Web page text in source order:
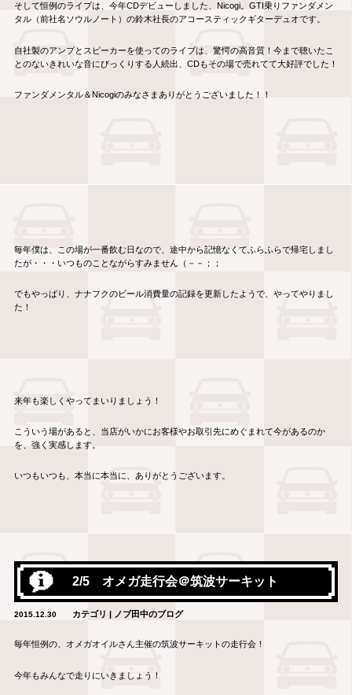
そして恒例のライブは、今年CDデビューしました、Nicogi。GTI乗りファンダメン
タル（前社名ソウルノート）の鈴木社長のアコースティックギターデュオです。
自社製のアンプとスピーカーを使ってのライブは、驚愕の高音質！今まで聴いたこ
とのないきれいな音にびっくりする人続出、CDもその場で売れてて大好評でした！
ファンダメンタル＆Nicogiのみなさまありがとうございました！！
毎年僕は、この場が一番飲む日なので、途中から記憶なくてふらふらで帰宅しまし
たが・・・いつものことながらすみません（－－；；
でもやっぱり、ナナフクのビール消費量の記録を更新したようで、やってやりまし
た！
来年も楽しくやってまいりましょう！
こういう場があると、当店がいかにお客様やお取引先にめぐまれて今があるのか
を、強く実感します。
いつもいつも、本当に本当に、ありがとうございます。
2/5 オメガ走行会＠筑波サーキット
2015.12.30 カテゴリ | ノブ田中のブログ
毎年恒例の、オメガオイルさん主催の筑波サーキットの走行会！
今年もみんなで走りにいきましょう！